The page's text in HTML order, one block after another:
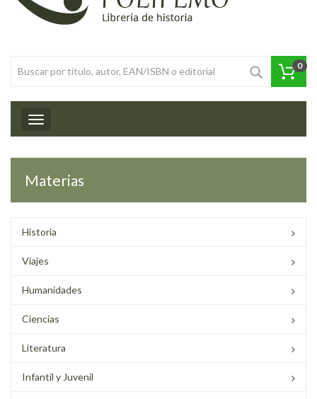
0
Toggle navigation
Materias
Historia
Viajes
Humanidades
Ciencias
Literatura
Infantil y Juvenil